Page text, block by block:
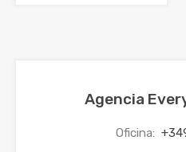
Agencia
Oficina: